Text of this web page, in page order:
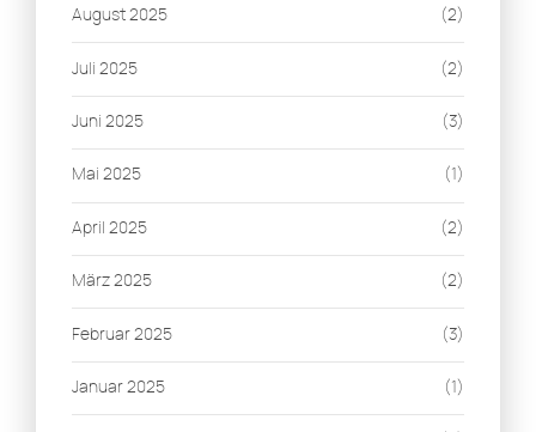
August 2025 (2)
Juli 2025 (2)
Juni 2025 (3)
Mai 2025 (1)
April 2025 (2)
März 2025 (2)
Februar 2025 (3)
Januar 2025 (1)